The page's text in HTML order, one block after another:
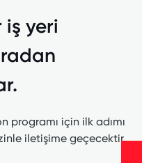
iş yeri
programı için ilk adımı
iletişime geçecektir.